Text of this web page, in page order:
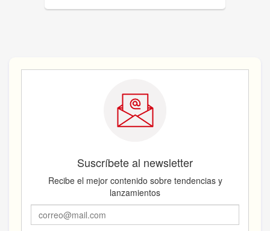
Suscríbete al newsletter
Recibe el mejor contenido sobre tendencias y
lanzamientos